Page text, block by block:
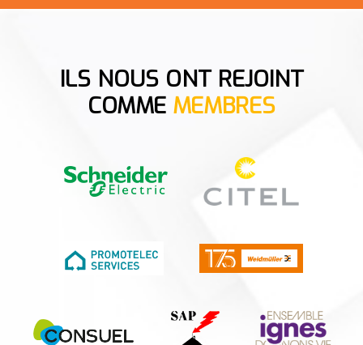
ILS NOUS ONT REJOINT
COMME MEMBRES